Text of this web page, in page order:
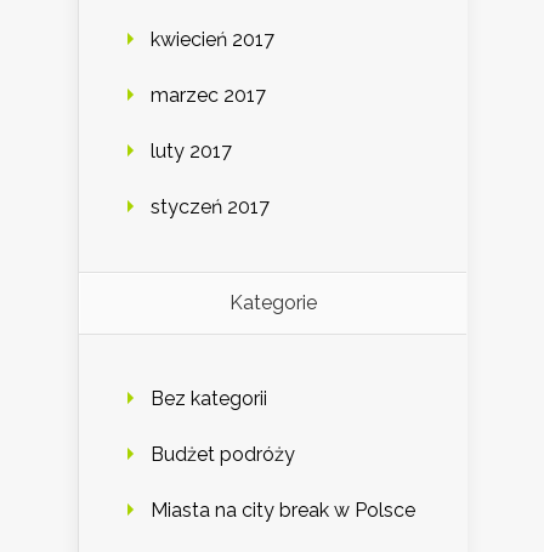
kwiecień 2017
marzec 2017
luty 2017
styczeń 2017
Kategorie
Bez kategorii
Budżet podróży
Miasta na city break w Polsce